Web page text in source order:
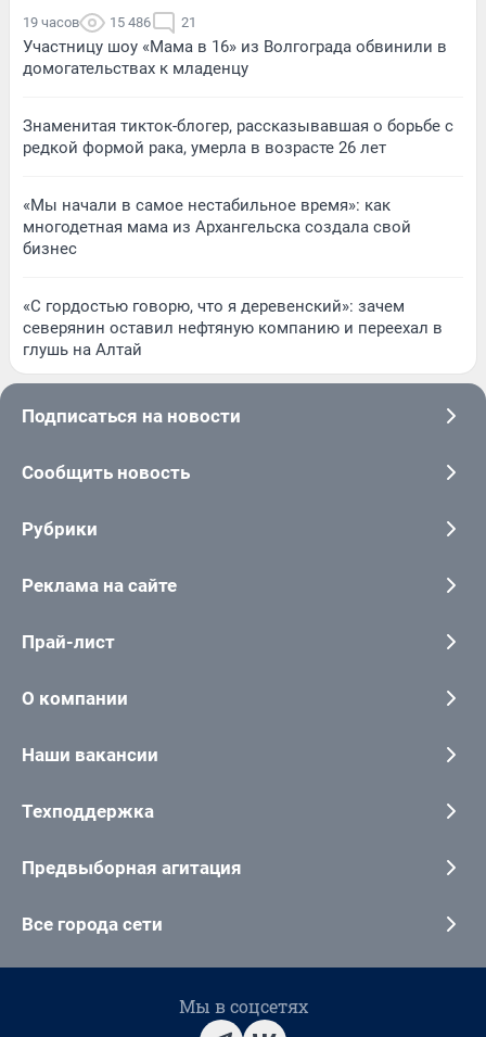
19 часов 15 486 21
Участницу шоу «Мама в 16» из Волгограда обвинили в
домогательствах к младенцу
Знаменитая тикток-блогер, рассказывавшая о борьбе с
редкой формой рака, умерла в возрасте 26 лет
«Мы начали в самое нестабильное время»: как
многодетная мама из Архангельска создала свой
бизнес
«С гордостью говорю, что я деревенский»: зачем
северянин оставил нефтяную компанию и переехал в
глушь на Алтай
Подписаться на новости
Сообщить новость
Рубрики
Реклама на сайте
Прай-лист
О компании
Наши вакансии
Техподдержка
Предвыборная агитация
Все города сети
Мы в соцсетях